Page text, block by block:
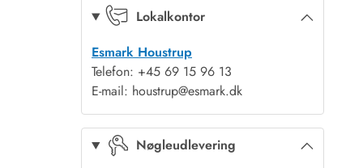
Lokalkontor
Esmark Houstrup
Telefon: +45 69 15 96 13
E-mail: houstrup@esmark.dk
Nøgleudlevering